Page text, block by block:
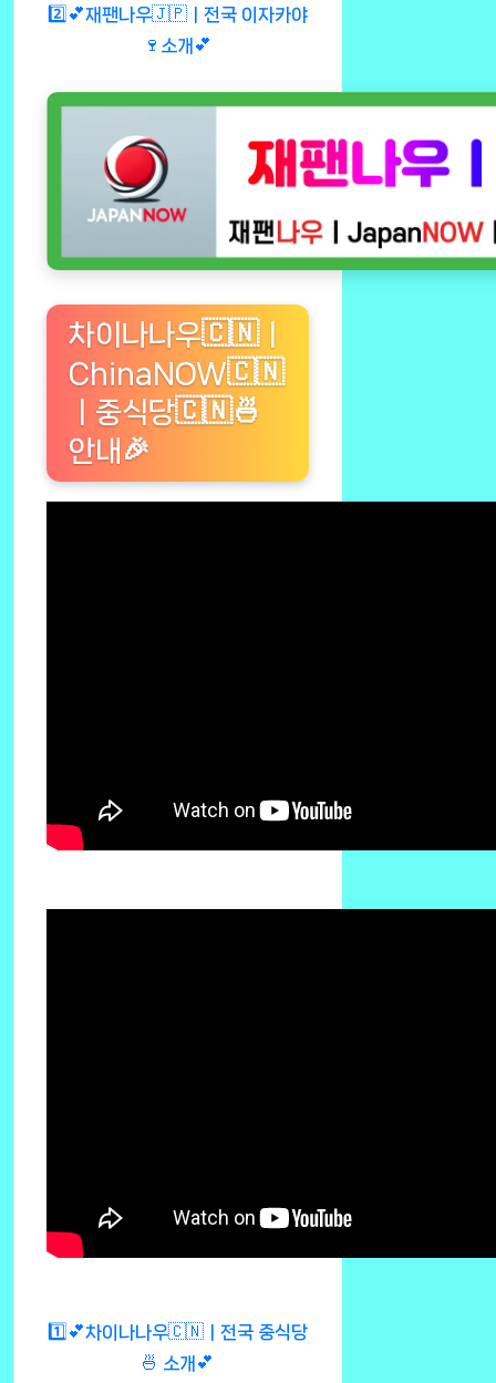
2️⃣💕재팬나우🇯🇵ㅣ전국 이자카야
🍷소개💕
차이나나우🇨🇳ㅣ
ChinaNOW🇨🇳
ㅣ중식당🇨🇳🍜
안내🎉
1️⃣💕차이나나우🇨🇳ㅣ전국 중식당
🍜 소개💕